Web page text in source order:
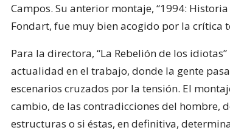
Campos. Su anterior montaje, “1994:
Fondart, fue muy bien acogido por la crítica
Para la directora, “La Rebelión de los
actualidad en el trabajo, donde la gente
escenarios cruzados por la tensión. El
cambio, de las contradicciones del hombre,
estructuras o si éstas, en definitiva,